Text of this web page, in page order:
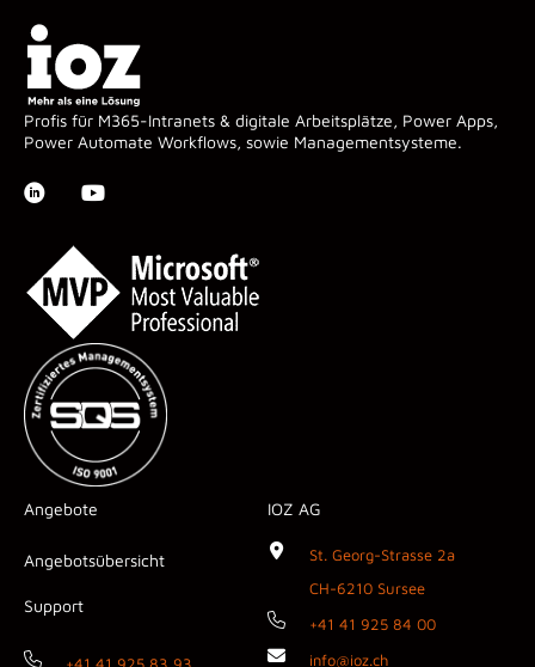
Profis für M365-Intranets & digitale Arbeitsplätze, Power Apps,
Power Automate Workflows, sowie Managementsysteme.
Angebote
Angebotsübersicht
Support
IOZ AG
St. Georg-Strasse 2a
CH-6210 Sursee
+41 41 925 84 00
info@ioz.ch